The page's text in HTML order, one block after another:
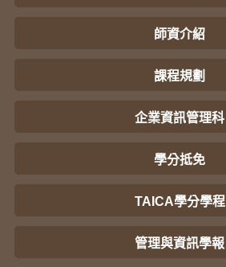
師資介紹
課程規劃
企業資訊管理科
學分抵免
TAICA學分學程
管理與資訊學報